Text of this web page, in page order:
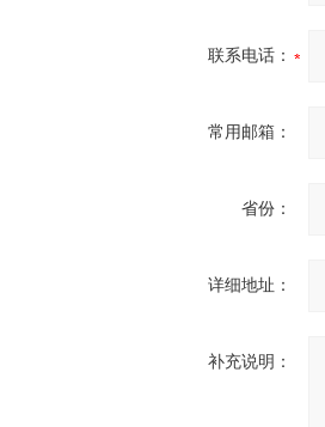
联系电话：
常用邮箱：
省份：
详细地址：
补充说明：